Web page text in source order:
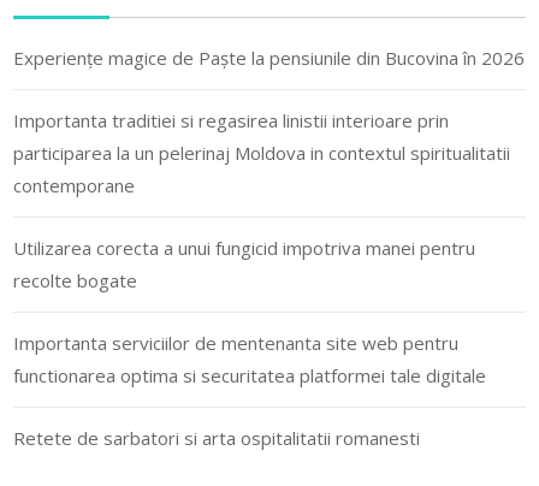
Experiențe magice de Paște la pensiunile din Bucovina în 2026
Importanta traditiei si regasirea linistii interioare prin
participarea la un pelerinaj Moldova in contextul spiritualitatii
contemporane
Utilizarea corecta a unui fungicid impotriva manei pentru
recolte bogate
Importanta serviciilor de mentenanta site web pentru
functionarea optima si securitatea platformei tale digitale
Retete de sarbatori si arta ospitalitatii romanesti